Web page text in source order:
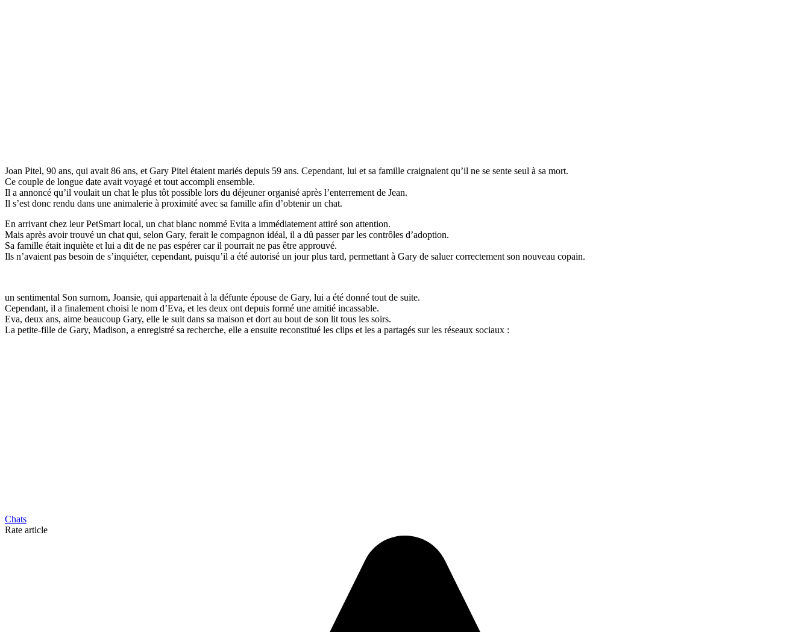
Joan Pitel, 90 ans, qui avait 86 ans, et Gary Pitel étaient mariés depuis 59 ans. Cependant, lui et sa famille craignaient qu’il ne se sente seul à sa mort.
Ce couple de longue date avait voyagé et tout accompli ensemble.
Il a annoncé qu’il voulait un chat le plus tôt possible lors du déjeuner organisé après l’enterrement de Jean.
Il s’est donc rendu dans une animalerie à proximité avec sa famille afin d’obtenir un chat.
En arrivant chez leur PetSmart local, un chat blanc nommé Evita a immédiatement attiré son attention.
Mais après avoir trouvé un chat qui, selon Gary, ferait le compagnon idéal, il a dû passer par les contrôles d’adoption.
Sa famille était inquiète et lui a dit de ne pas espérer car il pourrait ne pas être approuvé.
Ils n’avaient pas besoin de s’inquiéter, cependant, puisqu’il a été autorisé un jour plus tard, permettant à Gary de saluer correctement son nouveau copain.
un sentimental Son surnom, Joansie, qui appartenait à la défunte épouse de Gary, lui a été donné tout de suite.
Cependant, il a finalement choisi le nom d’Eva, et les deux ont depuis formé une amitié incassable.
Eva, deux ans, aime beaucoup Gary, elle le suit dans sa maison et dort au bout de son lit tous les soirs.
La petite-fille de Gary, Madison, a enregistré sa recherche, elle a ensuite reconstitué les clips et les a partagés sur les réseaux sociaux :
Chats
Rate article